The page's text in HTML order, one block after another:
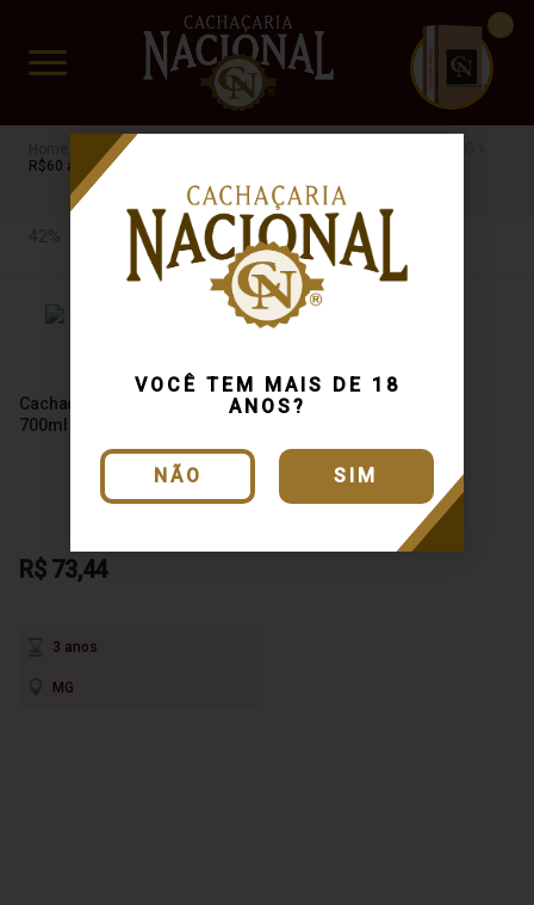
VOCÊ TEM MAIS DE 18
ANOS?
NÃO SIM
www.cachacarianacional.com.br
CUIDADO FRÁGIL
Cachaça
R$60 a R$100
Cachaça Do Dede Carvalho
700ml
R$ 73,44
3 anos
MG